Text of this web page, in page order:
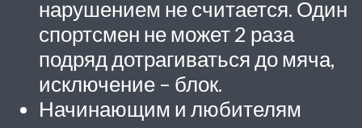
нарушением не считается. Один
спортсмен не может 2 раза
подряд дотрагиваться до мяча,
исключение – блок.
Начинающим и любителям